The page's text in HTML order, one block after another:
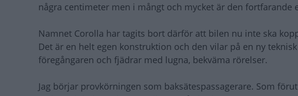
några centimeter men i mångt och mycket är den fortfarande
Namnet Corolla har tagits bort därför att bilen nu inte ska
Det är en helt egen konstruktion och den vilar på en ny
föregångaren och fjädrar med lugna, bekväma rörelser.
Jag börjar provkörningen som baksätespassagerare. Som